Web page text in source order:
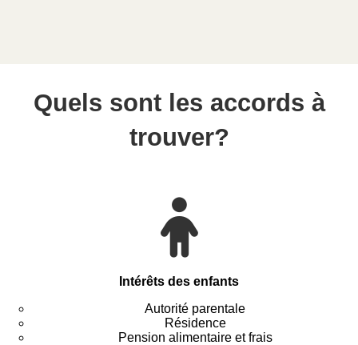
Quels sont les accords à
trouver?
Intérêts des enfants
Autorité parentale
Résidence
Pension alimentaire et frais